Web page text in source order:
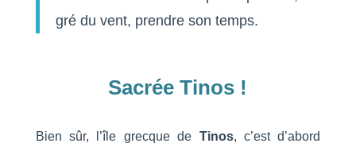
gré du vent, prendre son temps.
Sacrée Tinos !
Bien sûr, l’île grecque de Tinos, c’est d’abord